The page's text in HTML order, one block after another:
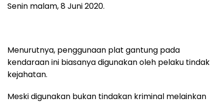
Senin malam, 8 Juni 2020.
Menurutnya, penggunaan plat gantung pada
kendaraan ini biasanya digunakan oleh pelaku tindak
kejahatan.
Meski digunakan bukan tindakan kriminal melainkan